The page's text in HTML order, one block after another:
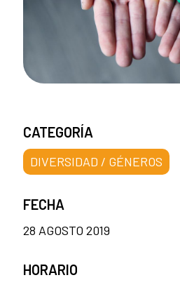
CATEGORÍA
DIVERSIDAD / GÉNEROS
FECHA
28 AGOSTO 2019
HORARIO